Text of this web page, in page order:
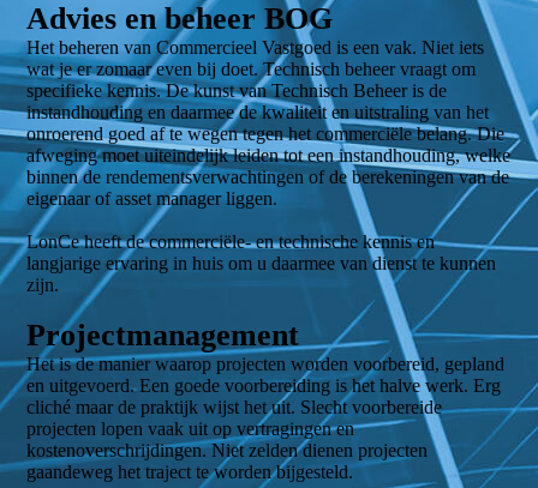
Advies en beheer BOG
Het beheren van Commercieel Vastgoed is een vak. Niet iets
wat je er zomaar even bij doet. Technisch beheer vraagt om
specifieke kennis. De kunst van Technisch Beheer is de
instandhouding en daarmee de kwaliteit en uitstraling van het
onroerend goed af te wegen tegen het commerciële belang. Die
afweging moet uiteindelijk leiden tot een instandhouding, welke
binnen de rendementsverwachtingen of de berekeningen van de
eigenaar of asset manager liggen.
LonCe heeft de commerciële- en technische kennis en
langjarige ervaring in huis om u daarmee van dienst te kunnen
zijn.
Projectmanagement
Het is de manier waarop projecten worden voorbereid, gepland
en uitgevoerd. Een goede voorbereiding is het halve werk. Erg
cliché maar de praktijk wijst het uit. Slecht voorbereide
projecten lopen vaak uit op vertragingen en
kostenoverschrijdingen. Niet zelden dienen projecten
gaandeweg het traject te worden bijgesteld.